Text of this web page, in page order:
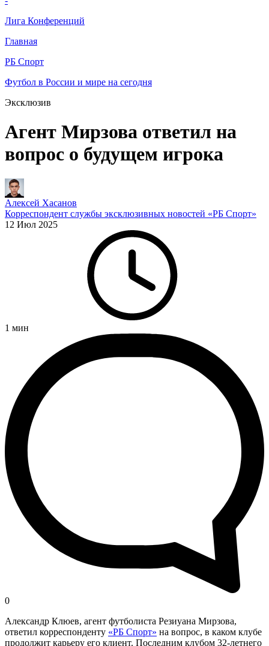
Лига Конференций
Главная
РБ Спорт
Футбол в России и мире на сегодня
Эксклюзив
Агент Мирзова ответил на
вопрос о будущем игрока
Алексей Хасанов
Корреспондент службы эксклюзивных новостей «РБ Спорт»
12 Июл 2025
1 мин
0
Александр Клюев, агент футболиста Резиуана Мирзова,
ответил корреспонденту «РБ Спорт» на вопрос, в каком клубе
продолжит карьеру его клиент. Последним клубом 32-летнего